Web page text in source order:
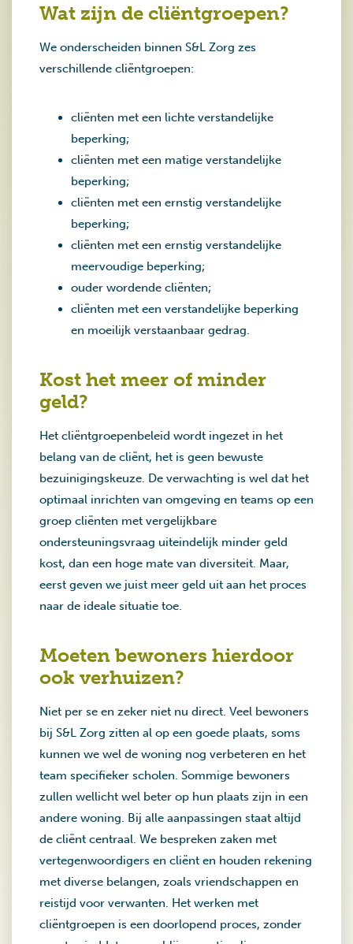
Wat zijn de cliëntgroepen?
We onderscheiden binnen S&L Zorg zes
verschillende cliëntgroepen:
cliënten met een lichte verstandelijke
beperking;
cliënten met een matige verstandelijke
beperking;
cliënten met een ernstig verstandelijke
beperking;
cliënten met een ernstig verstandelijke
meervoudige beperking;
ouder wordende cliënten;
cliënten met een verstandelijke beperking
en moeilijk verstaanbaar gedrag.
Kost het meer of minder
geld?
Het cliëntgroepenbeleid wordt ingezet in het
belang van de cliënt, het is geen bewuste
bezuinigingskeuze. De verwachting is wel dat het
optimaal inrichten van omgeving en teams op een
groep cliënten met vergelijkbare
ondersteuningsvraag uiteindelijk minder geld
kost, dan een hoge mate van diversiteit. Maar,
eerst geven we juist meer geld uit aan het proces
naar de ideale situatie toe.
Moeten bewoners hierdoor
ook verhuizen?
Niet per se en zeker niet nu direct. Veel bewoners
bij S&L Zorg zitten al op een goede plaats, soms
kunnen we wel de woning nog verbeteren en het
team specifieker scholen. Sommige bewoners
zullen wellicht wel beter op hun plaats zijn in een
andere woning. Bij alle aanpassingen staat altijd
de cliënt centraal. We bespreken zaken met
vertegenwoordigers en cliënt en houden rekening
met diverse belangen, zoals vriendschappen en
reistijd voor verwanten. Het werken met
cliëntgroepen is een doorlopend proces, zonder